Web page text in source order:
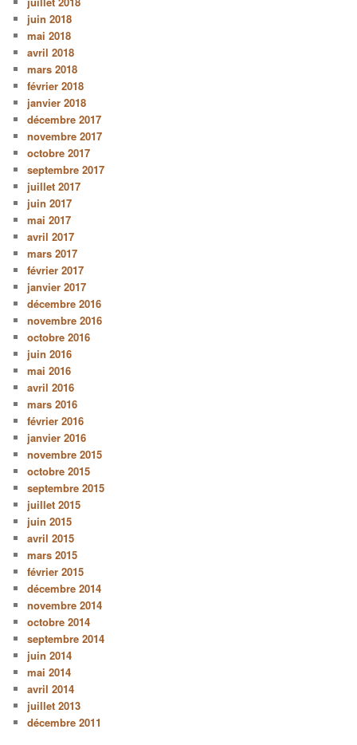
juin 2018
mai 2018
avril 2018
mars 2018
février 2018
janvier 2018
décembre 2017
novembre 2017
octobre 2017
septembre 2017
juillet 2017
juin 2017
mai 2017
avril 2017
mars 2017
février 2017
janvier 2017
décembre 2016
novembre 2016
octobre 2016
juin 2016
mai 2016
avril 2016
mars 2016
février 2016
janvier 2016
novembre 2015
octobre 2015
septembre 2015
juillet 2015
juin 2015
avril 2015
mars 2015
février 2015
décembre 2014
novembre 2014
octobre 2014
septembre 2014
juin 2014
mai 2014
avril 2014
juillet 2013
décembre 2011